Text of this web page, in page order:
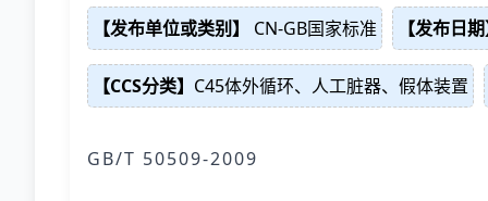
【发布单位或类别】 CN-GB国家标准 【发布日期
【CCS分类】 C45体外循环、人工脏器、假体装置
GB/T 50509-2009